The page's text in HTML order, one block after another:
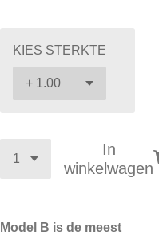
KIES STERKTE
In
winkelwagen
Model B is de meest